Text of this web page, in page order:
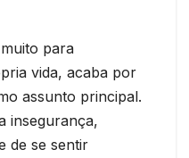
para
vida, acaba por
assunto principal.
insegurança,
de se sentir